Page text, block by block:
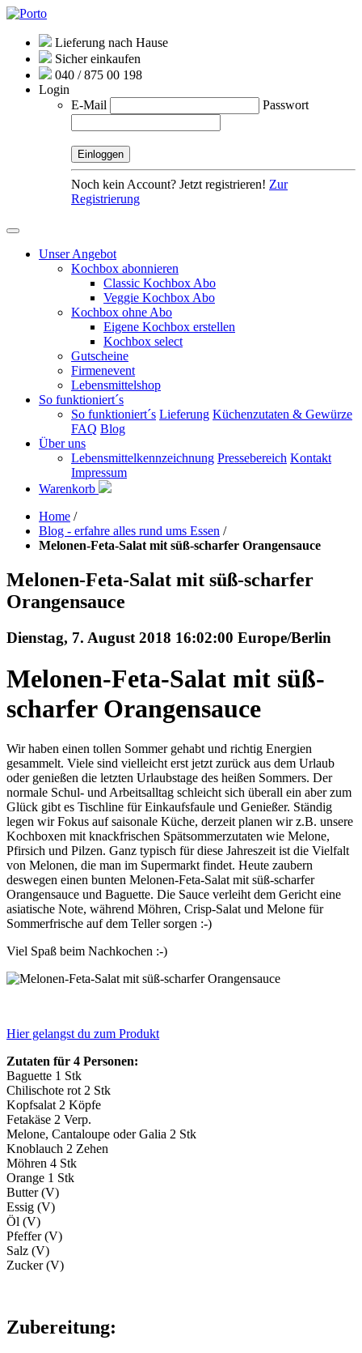
Lieferung nach Hause
Sicher einkaufen
040 / 875 00 198
Login
E-Mail
Passwort
Noch kein Account? Jetzt registrieren! Zur
Registrierung
Unser Angebot
Kochbox abonnieren
Classic Kochbox Abo
Veggie Kochbox Abo
Kochbox ohne Abo
Eigene Kochbox erstellen
Kochbox select
Gutscheine
Firmenevent
Lebensmittelshop
So funktioniert´s
So funktioniert´s Lieferung Küchenzutaten & Gewürze
FAQ Blog
Über uns
Lebensmittelkennzeichnung Pressebereich Kontakt
Impressum
Warenkorb
Home /
Blog - erfahre alles rund ums Essen /
Melonen-Feta-Salat mit süß-scharfer Orangensauce
Melonen-Feta-Salat mit süß-scharfer
Orangensauce
Dienstag, 7. August 2018 16:02:00 Europe/Berlin
Melonen-Feta-Salat mit süß-
scharfer Orangensauce
Wir haben einen tollen Sommer gehabt und richtig Energien
gesammelt. Viele sind vielleicht erst jetzt zurück aus dem Urlaub
oder genießen die letzten Urlaubstage des heißen Sommers. Der
normale Schul- und Arbeitsalltag schleicht sich überall ein aber zum
Glück gibt es Tischline für Einkaufsfaule und Genießer. Ständig
legen wir Fokus auf saisonale Küche, derzeit planen wir z.B. unsere
Kochboxen mit knackfrischen Spätsommerzutaten wie Melone,
Pfirsich und Pilzen. Ganz typisch für diese Jahreszeit ist die Vielfalt
von Melonen, die man im Supermarkt findet. Heute zaubern
deswegen einen bunten Melonen-Feta-Salat mit süß-scharfer
Orangensauce und Baguette. Die Sauce verleiht dem Gericht eine
asiatische Note, während Möhren, Crisp-Salat und Melone für
Sommerfrische auf dem Teller sorgen :-)
Viel Spaß beim Nachkochen :-)
Hier gelangst du zum Produkt
Zutaten für 4 Personen:
Baguette 1 Stk
Chilischote rot 2 Stk
Kopfsalat 2 Köpfe
Fetakäse 2 Verp.
Melone, Cantaloupe oder Galia 2 Stk
Knoblauch 2 Zehen
Möhren 4 Stk
Orange 1 Stk
Butter (V)
Essig (V)
Öl (V)
Pfeffer (V)
Salz (V)
Zucker (V)
Zubereitung: